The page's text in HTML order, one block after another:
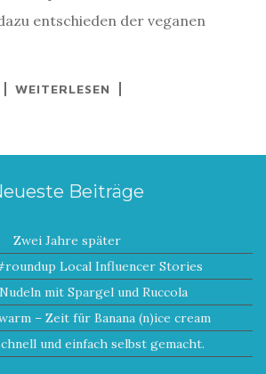
entschieden der veganen
WEITERLESEN
Beiträge
Zwei Jahre später
Local Influencer Stories
mit Spargel und Ruccola
– Zeit für Banana (n)ice cream
und einfach selbst gemacht.